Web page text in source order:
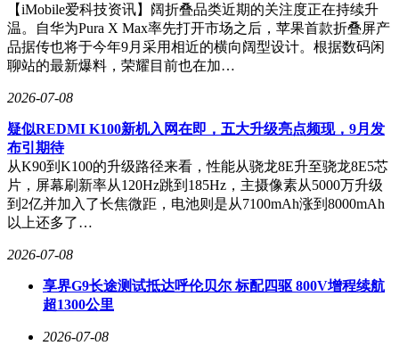
【iMobile爱科技资讯】阔折叠品类近期的关注度正在持续升
温。自华为Pura X Max率先打开市场之后，苹果首款折叠屏产
品据传也将于今年9月采用相近的横向阔型设计。根据数码闲
聊站的最新爆料，荣耀目前也在加…
2026-07-08
疑似REDMI K100新机入网在即，五大升级亮点频现，9月发
布引期待
从K90到K100的升级路径来看，性能从骁龙8E升至骁龙8E5芯
片，屏幕刷新率从120Hz跳到185Hz，主摄像素从5000万升级
到2亿并加入了长焦微距，电池则是从7100mAh涨到8000mAh
以上还多了…
2026-07-08
享界G9长途测试抵达呼伦贝尔 标配四驱 800V增程续航
超1300公里
2026-07-08